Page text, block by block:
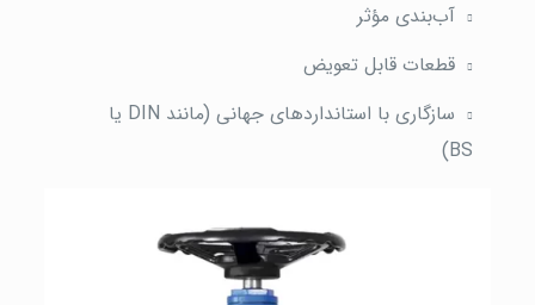
آب‌بندی مؤثر
قطعات قابل تعویض
سازگاری با استانداردهای جهانی (مانند DIN یا
BS)